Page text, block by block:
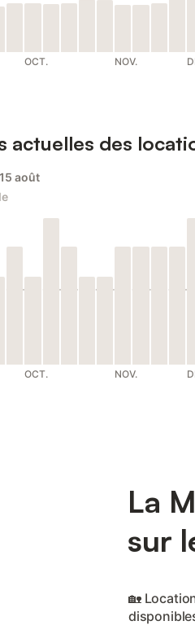
OCT. NOV.
actuelles des
août
OCT. NOV.
La
sur
🏡